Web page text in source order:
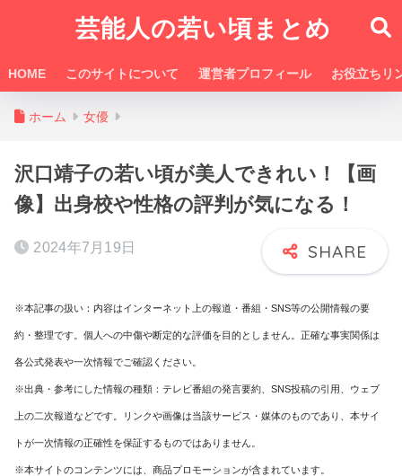
芸能人の若い頃まとめ
HOME このサイトについて 運営者プロフィール お役立ちリ
ホーム 女優
沢口靖子の若い頃が美人できれい！【画
像】出身校や性格の評判が気になる！
2024年7月19日
※本記事の扱い：内容はインターネット上の報道・番組・SNS等の公開情報の要
約・整理です。個人への中傷や断定的な評価を目的としません。正確な事実関係は
各公式発表や一次情報でご確認ください。
※出典・参考にした情報の種類：テレビ番組の発言要約、SNS投稿の引用、ウェブ
上の二次報道などです。リンクや画像は当該サービス・媒体のものであり、本サイ
トが一次情報の正確性を保証するものではありません。
※本サイトのコンテンツには、商品プロモーションが含まれています。